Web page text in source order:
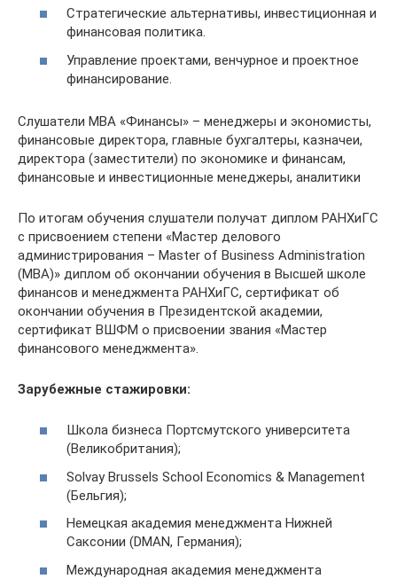
Стратегические альтернативы, инвестиционная и
финансовая политика.
Управление проектами, венчурное и проектное
финансирование.
Слушатели МВА «Финансы» – менеджеры и экономисты,
финансовые директора, главные бухгалтеры, казначеи,
директора (заместители) по экономике и финансам,
финансовые и инвестиционные менеджеры, аналитики
По итогам обучения слушатели получат диплом РАНХиГС
с присвоением степени «Мастер делового
администрирования – Master of Business Administration
(MBA)» диплом об окончании обучения в Высшей школе
финансов и менеджмента РАНХиГС, сертификат об
окончании обучения в Президентской академии,
сертификат ВШФМ о присвоении звания «Мастер
финансового менеджмента».
Зарубежные стажировки:
Школа бизнеса Портсмутского университета
(Великобритания);
Solvay Brussels School Economics & Management
(Бельгия);
Немецкая академия менеджмента Нижней
Саксонии (DMAN, Германия);
Международная академия менеджмента